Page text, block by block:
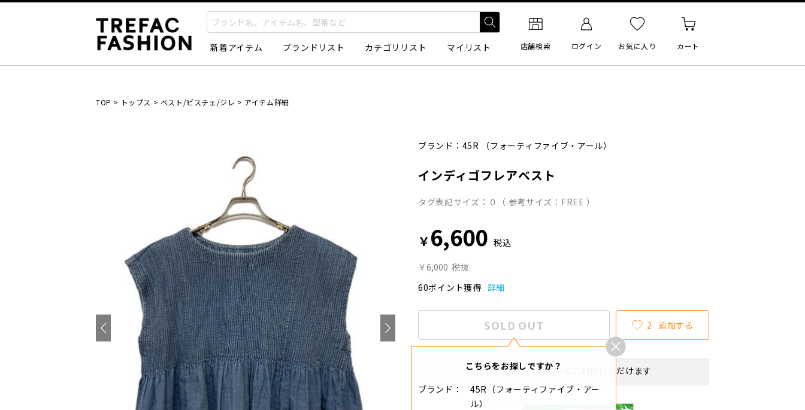
新着アイテム ブランドリスト カテゴリリスト マイリスト 店舗検索 ログイン お気に入り カート
TOP > トップス > ベスト/ビスチェ/ジレ > アイテム詳細
ブランド： 45R （フォーティファイブ・アール）
インディゴフレアベスト
タグ表記サイズ：０（ 参考サイズ：FREE ）
￥6,600 税込
￥6,000 税抜
60ポイント獲得 詳細
SOLD OUT
こちらをお探しですか？
ブランド
45R（フォーティファイブ・アー
ル）
2 追加する
分割・リボ払いもご利用いただけます